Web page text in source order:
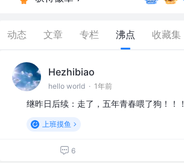
动态 文章 专栏 沸点 收藏集
Hezhibiao
hello world · 1年前
继昨日后续：走了，五年青春喂了狗！！！
上班摸鱼
6